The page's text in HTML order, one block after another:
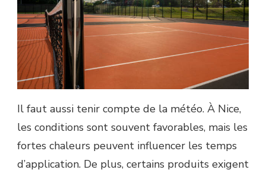
Il faut aussi tenir compte de la météo. À Nice,
les conditions sont souvent favorables, mais les
fortes chaleurs peuvent influencer les temps
d’application. De plus, certains produits exigent